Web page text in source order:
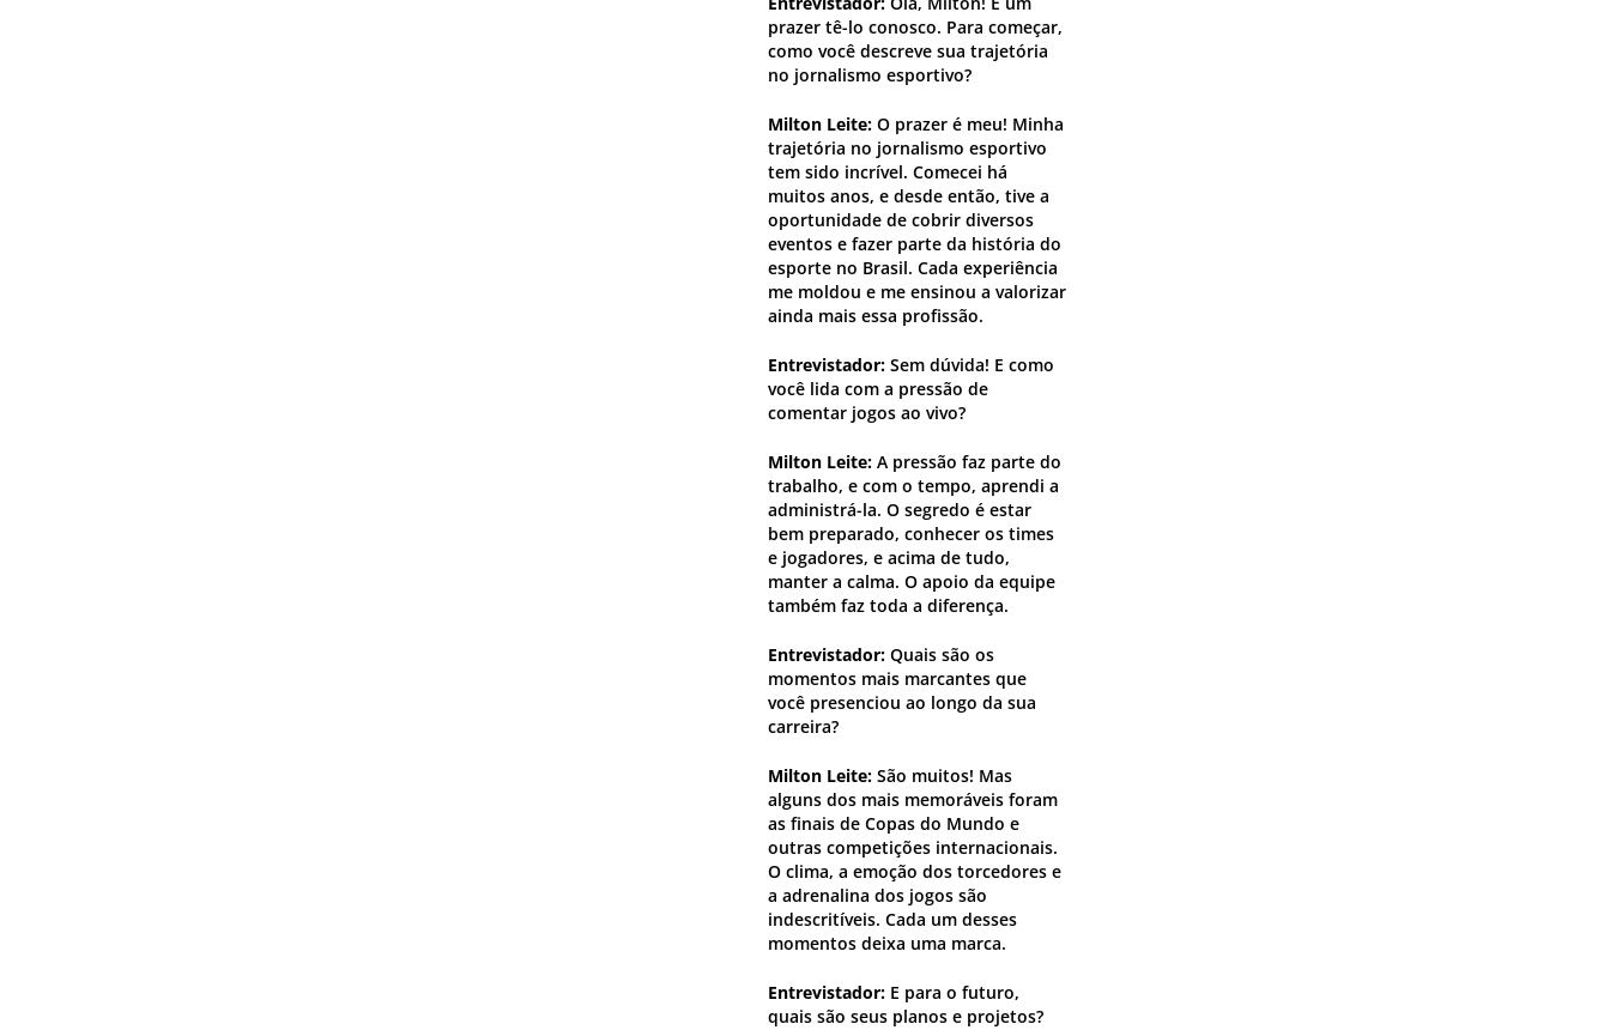
prazer tê-lo conosco. Para começar,
como você descreve sua trajetória
no jornalismo esportivo?
Milton Leite:O prazer é meu! Minha
trajetória no jornalismo esportivo
tem sido incrível. Comecei há
muitos anos, e desde então, tive a
oportunidade de cobrir diversos
eventos e fazer parte da história do
esporte no Brasil. Cada experiência
me moldou e me ensinou a valorizar
ainda mais essa profissão.
Entrevistador:Sem dúvida! E como
você lida com a pressão de
comentar jogos ao vivo?
Milton Leite:A pressão faz parte do
trabalho, e com o tempo, aprendi a
administrá-la. O segredo é estar
bem preparado, conhecer os times
e jogadores, e acima de tudo,
manter a calma. O apoio da equipe
também faz toda a diferença.
Entrevistador:Quais são os
momentos mais marcantes que
você presenciou ao longo da sua
carreira?
Milton Leite:São muitos! Mas
alguns dos mais memoráveis foram
as finais de Copas do Mundo e
outras competições internacionais.
O clima, a emoção dos torcedores e
a adrenalina dos jogos são
indescritíveis. Cada um desses
momentos deixa uma marca.
Entrevistador:E para o futuro,
quais são seus planos e projetos?